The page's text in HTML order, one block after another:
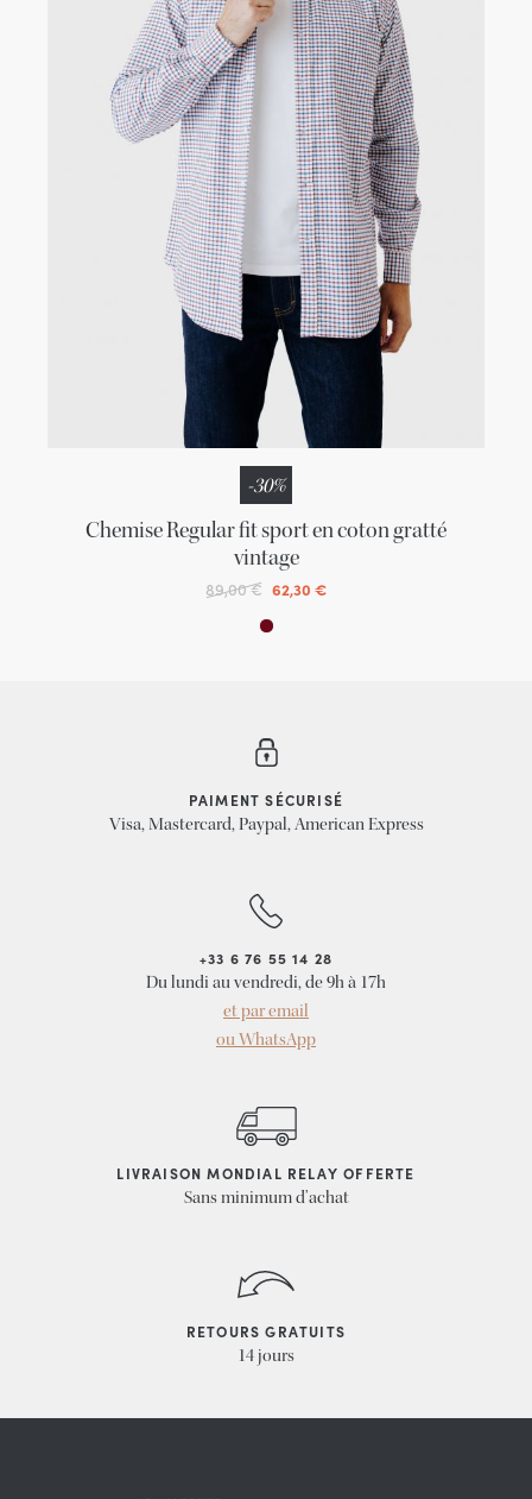
-30%
Chemise Regular fit sport en coton gratté
vintage
89,00 € 62,30 €
PAIMENT SÉCURISÉ
Visa, Mastercard, Paypal, American Express
+33 6 76 55 14 28
Du lundi au vendredi, de 9h à 17h
et par email
ou WhatsApp
LIVRAISON MONDIAL RELAY OFFERTE
Sans minimum d’achat
RETOURS GRATUITS
14 jours